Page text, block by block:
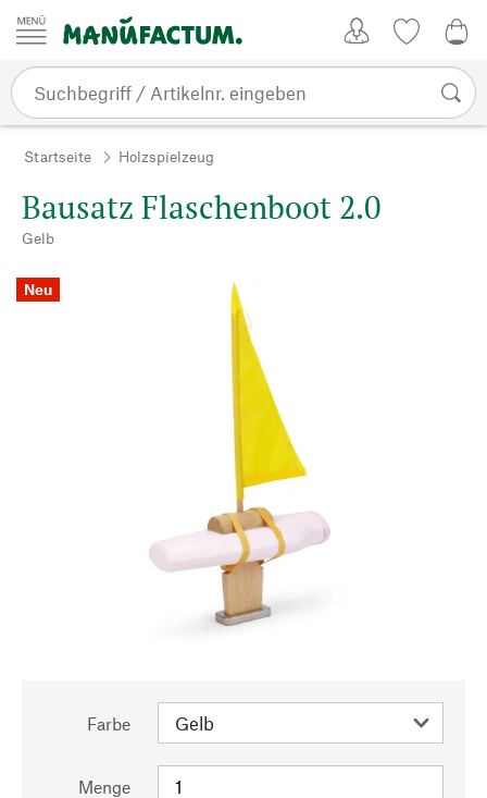
Zum Inhalt springen
Startseite Holzspielzeug
Bausatz Flaschenboot 2.0
Gelb
Neu
Farbe
Menge